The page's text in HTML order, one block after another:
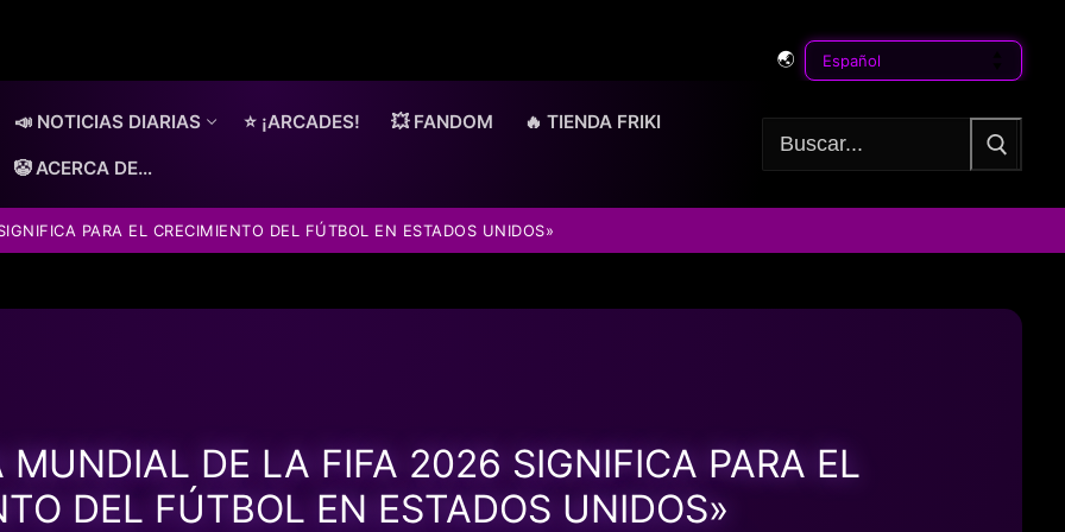
🌏
📣 NOTICIAS DIARIAS ⭐ ¡ARCADES! 💥 FANDOM 🔥 TIENDA FRIKI
🤡 ACERCA DE…
Buscar:
PARA EL CRECIMIENTO DEL FÚTBOL EN ESTADOS UNIDOS»
MUNDIAL DE LA FIFA 2026 SIGNIFICA PARA EL
DEL FÚTBOL EN ESTADOS UNIDOS»